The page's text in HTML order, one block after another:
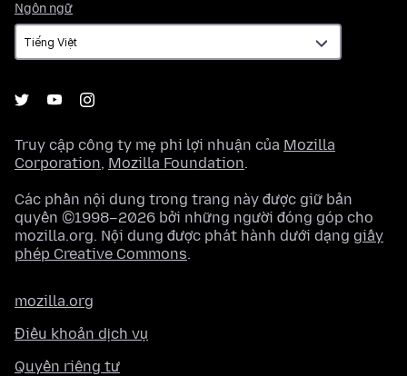
Ngôn ngữ
ngữ
Truy cập công ty mẹ phi lợi nhuận của Mozilla
Corporation, Mozilla Foundation.
Các phần nội dung trong trang này được giữ bản
quyền ©1998–2026 bởi những người đóng góp cho
mozilla.org. Nội dung được phát hành dưới dạng giấy
phép Creative Commons.
mozilla.org
Điều khoản dịch vụ
Quyền riêng tư